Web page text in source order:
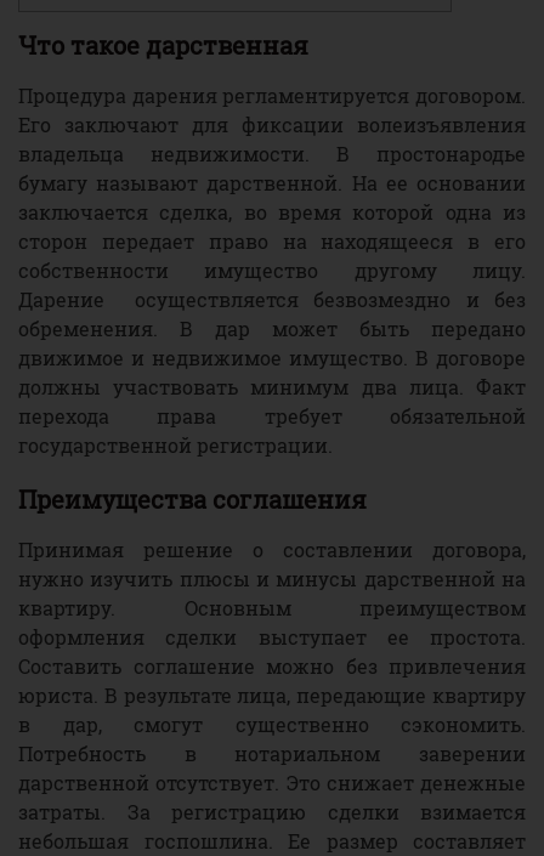
Что такое дарственная
Процедура дарения регламентируется договором.
Его заключают для фиксации волеизъявления
владельца недвижимости. В простонародье
бумагу называют дарственной. На ее основании
заключается сделка, во время которой одна из
сторон передает право на находящееся в его
собственности имущество другому лицу.
Дарение осуществляется безвозмездно и без
обременения. В дар может быть передано
движимое и недвижимое имущество. В договоре
должны участвовать минимум два лица. Факт
перехода права требует обязательной
государственной регистрации.
Преимущества соглашения
Принимая решение о составлении договора,
нужно изучить плюсы и минусы дарственной на
квартиру. Основным преимуществом
оформления сделки выступает ее простота.
Составить соглашение можно без привлечения
юриста. В результате лица, передающие квартиру
в дар, смогут существенно сэкономить.
Потребность в нотариальном заверении
дарственной отсутствует. Это снижает денежные
затраты. За регистрацию сделки взимается
небольшая госпошлина. Ее размер составляет